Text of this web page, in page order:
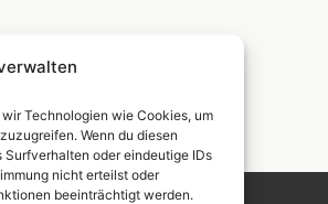
Technologien wie Cookies, um
Wenn du diesen
oder eindeutige IDs
nicht erteilst oder
beeinträchtigt werden.